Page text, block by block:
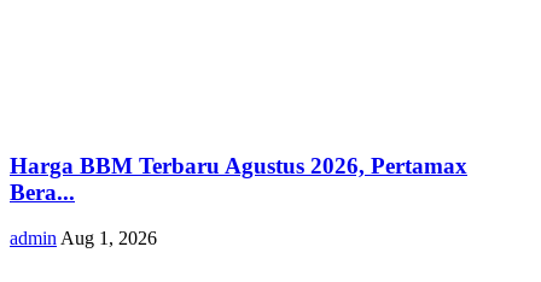
Harga BBM Terbaru Agustus 2026, Pertamax
Bera...
admin Aug 1, 2026